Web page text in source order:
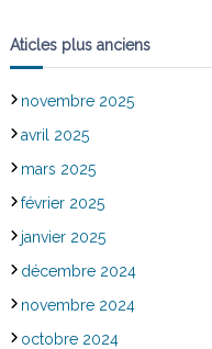
Aticles plus anciens
novembre 2025
avril 2025
mars 2025
février 2025
janvier 2025
décembre 2024
novembre 2024
octobre 2024